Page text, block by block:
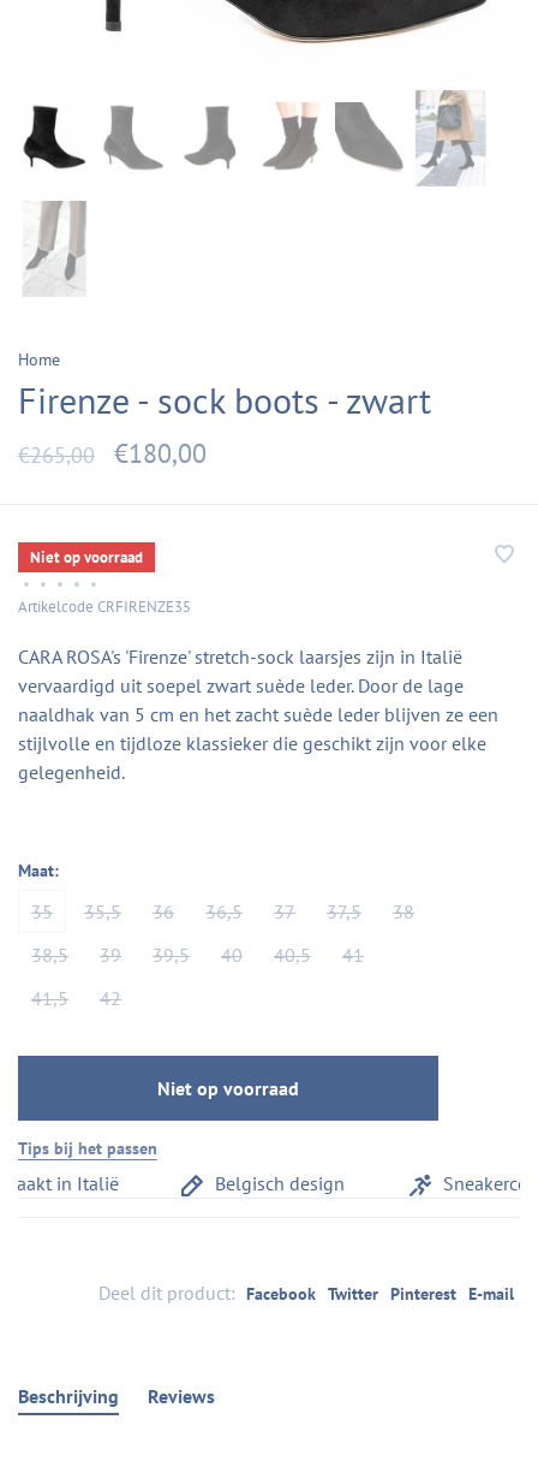
Home
Firenze - sock boots - zwart
€265,00 €180,00
Niet op voorraad
• • • • •
Artikelcode CRFIRENZE35
CARA ROSA's 'Firenze' stretch-sock laarsjes zijn in Italië
vervaardigd uit soepel zwart suède leder. Door de lage
naaldhak van 5 cm en het zacht suède leder blijven ze een
stijlvolle en tijdloze klassieker die geschikt zijn voor elke
gelegenheid.
Maat:
35 35,5 36 36,5 37 37,5
38
38,5
39 39,5 40 40,5
41
41,5
42
Niet op voorraad
Tips bij het passen
in Italië Belgisch design
Deel dit product: Facebook Twitter Pinterest E-mail
Beschrijving Reviews